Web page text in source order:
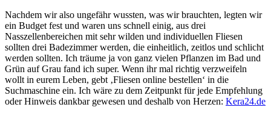
Nachdem wir also ungefähr wussten, was wir brauchten, legten wir
ein Budget fest und waren uns schnell einig, aus drei
Nasszellenbereichen mit sehr wilden und individuellen Fliesen
sollten drei Badezimmer werden, die einheitlich, zeitlos und schlicht
werden sollten. Ich träume ja von ganz vielen Pflanzen im Bad und
Grün auf Grau fand ich super. Wenn ihr mal richtig verzweifeln
wollt in eurem Leben, gebt ‚Fliesen online bestellen‘ in die
Suchmaschine ein. Ich wäre zu dem Zeitpunkt für jede Empfehlung
oder Hinweis dankbar gewesen und deshalb von Herzen: Kera24.de